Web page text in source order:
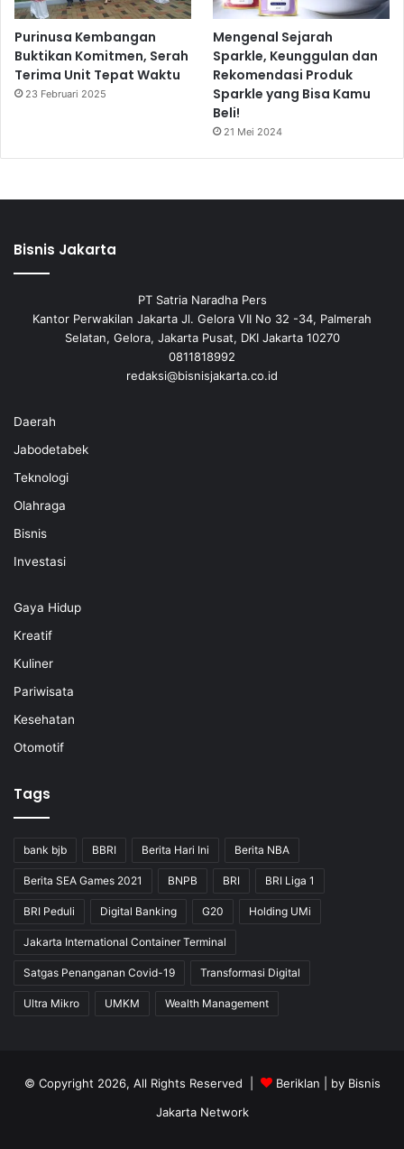
Purinusa Kembangan
Buktikan Komitmen, Serah
Terima Unit Tepat Waktu
23 Februari 2025
Mengenal Sejarah
Sparkle, Keunggulan dan
Rekomendasi Produk
Sparkle yang Bisa Kamu
Beli!
21 Mei 2024
Bisnis Jakarta
PT Satria Naradha Pers
Kantor Perwakilan Jakarta Jl. Gelora VII No 32 -34, Palmerah
Selatan, Gelora, Jakarta Pusat, DKI Jakarta 10270
0811818992
redaksi@bisnisjakarta.co.id
Daerah
Jabodetabek
Teknologi
Olahraga
Bisnis
Investasi
Gaya Hidup
Kreatif
Kuliner
Pariwisata
Kesehatan
Otomotif
Tags
bank bjb BBRI Berita Hari Ini Berita NBA
Berita SEA Games 2021 BNPB BRI BRI Liga 1
BRI Peduli Digital Banking G20 Holding UMi
Jakarta International Container Terminal
Satgas Penanganan Covid-19 Transformasi Digital
Ultra Mikro UMKM Wealth Management
© Copyright 2026, All Rights Reserved | Beriklan | by Bisnis
Jakarta Network